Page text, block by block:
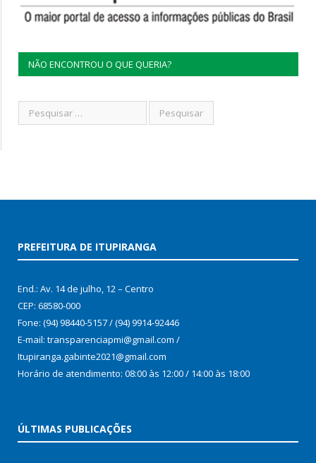
NÃO ENCONTROU O QUE QUERIA?
PREFEITURA DE ITUPIRANGA
End.: Av. 14 de julho, 12 – Centro
CEP: 68580-000
Fone: (94) 98440-5157 / (94) 9914-92446
E-mail: transparenciapmi@gmail.com /
Itupiranga.gabinte2021@gmail.com
Horário de atendimento: 08:00 às 12:00 / 14:00 às 18:00
ÚLTIMAS PUBLICAÇÕES